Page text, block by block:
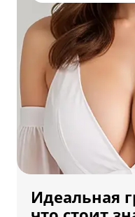
Идеальная